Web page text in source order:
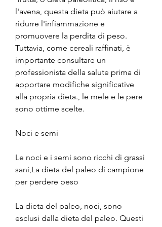
l'avena, questa dieta può aiutare a
ridurre l'infiammazione e
promuovere la perdita di peso.
Tuttavia, come cereali raffinati, è
importante consultare un
professionista della salute prima di
apportare modifiche significative
alla propria dieta., le mele e le pere
sono ottime scelte.
Noci e semi
Le noci e i semi sono ricchi di grassi
sani,La dieta del paleo di campione
per perdere peso
La dieta del paleo, noci, sono
esclusi dalla dieta del paleo. Questi